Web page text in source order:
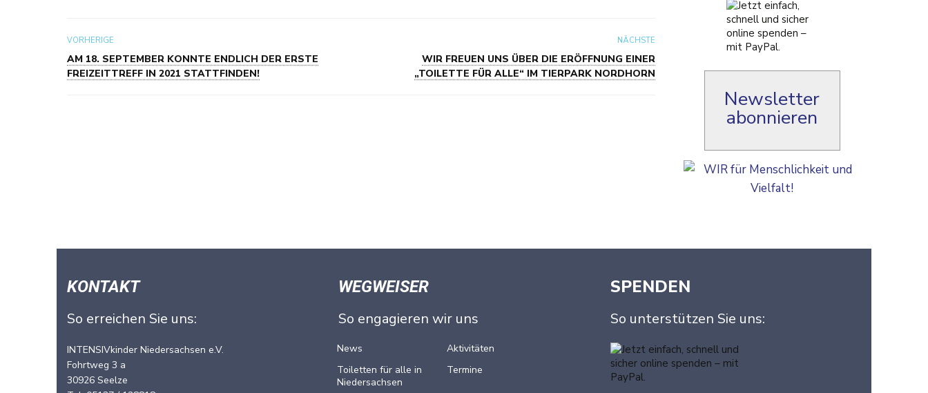
VORHERIGE
AM 18. SEPTEMBER KONNTE ENDLICH DER ERSTE
FREIZEITTREFF IN 2021 STATTFINDEN!
NÄCHSTE
WIR FREUEN UNS ÜBER DIE ERÖFFNUNG EINER
„TOILETTE FÜR ALLE“ IM TIERPARK NORDHORN
Newsletter
abonnieren
KONTAKT
So erreichen Sie uns:
INTENSIVkinder Niedersachsen e.V.
Fohrtweg 3 a
30926 Seelze
WEGWEISER
So engagieren wir uns
News
Toiletten für alle in
Nieder­sachsen
Aktivitäten
Termine
SPENDEN
So unterstützen Sie uns: